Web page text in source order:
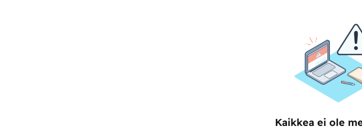
Kaikkea ei ole